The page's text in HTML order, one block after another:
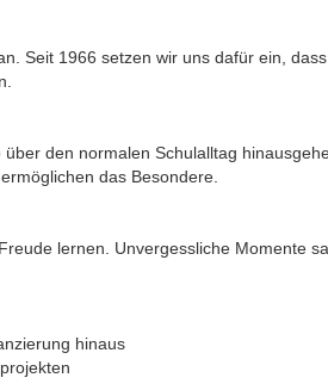
Seit 1966 setzen wir uns dafür ein,
den normalen Schulalltag
das Besondere.
lernen. Unvergessliche Momente
hinaus